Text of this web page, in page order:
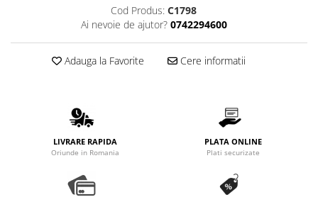
Cappucino instant
Lapte instant
Cod Produs: C1798
Ai nevoie de ajutor? 0742294600
Adauga la Favorite Cere informatii
LIVRARE RAPIDA
Oriunde in Romania
PLATA ONLINE
Plati securizate